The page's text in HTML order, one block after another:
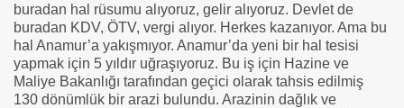
buradan hal rüsumu alıyoruz, gelir alıyoruz. Devlet de
buradan KDV, ÖTV, vergi alıyor. Herkes kazanıyor. Ama bu
hal Anamur’a yakışmıyor. Anamur’da yeni bir hal tesisi
yapmak için 5 yıldır uğraşıyoruz. Bu iş için Hazine ve
Maliye Bakanlığı tarafından geçici olarak tahsis edilmiş
130 dönümlük bir arazi bulundu. Arazinin dağlık ve